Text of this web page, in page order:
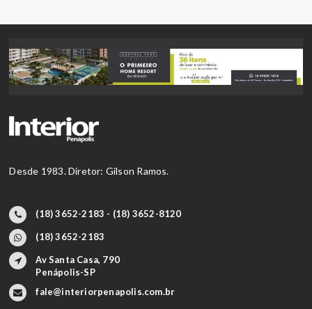
Desde 1983. Diretor: Gilson Ramos.
(18) 3652-2183 - (18) 3652-8120
(18) 3652-2183
Av Santa Casa, 790
Penápolis-SP
fale@interiorpenapolis.com.br